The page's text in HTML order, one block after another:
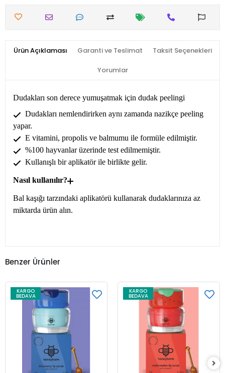
Ürün Açıklaması Garanti ve Teslimat Taksit Seçenekleri
Yorumlar
Dudakları son derece yumuşatmak için dudak peelingi
Dudakları nemlendirirken aynı zamanda nazikçe peeling
yapar.
E vitamini, propolis ve balmumu ile formüle edilmiştir.
%100 hayvanlar üzerinde test edilmemiştir.
Kullanışlı bir aplikatör ile birlikte gelir.
Nasıl kullanılır?
Bal kaşığı tarzındaki aplikatörü kullanarak dudaklarınıza az
miktarda ürün alın.
Benzer Ürünler
KARGO
BEDAVA
KARGO
BEDAVA